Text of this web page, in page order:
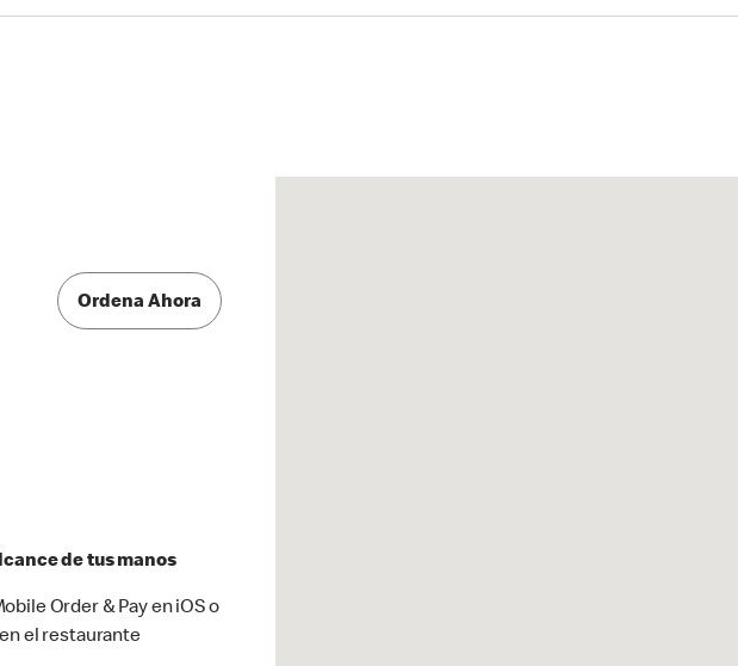
Ordena Ahora
de tus manos
Order & Pay en iOS o
el restaurante